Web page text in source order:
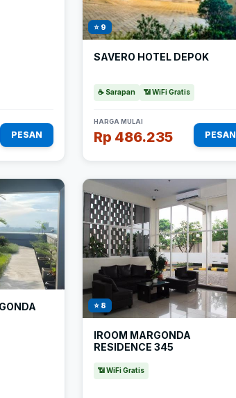
PESAN
⭐ 9
SAVERO HOTEL DEPOK
☕ Sarapan 📶 WiFi Gratis
HARGA MULAI
Rp 486.235 PESAN
⭐ 8
IROOM MARGONDA
RESIDENCE 345
📶 WiFi Gratis